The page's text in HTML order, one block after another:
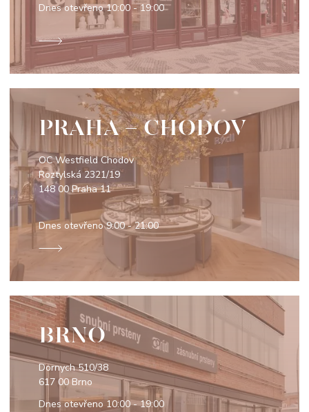
Dnes otevřeno10:00 - 19:00
PRAHA - CHODOV
OC Westfield Chodov
Roztylská 2321/19
148 00 Praha 11
Dnes otevřeno9:00 - 21:00
BRNO
Dornych 510/38
617 00 Brno
Dnes otevřeno 10:00 - 19:00